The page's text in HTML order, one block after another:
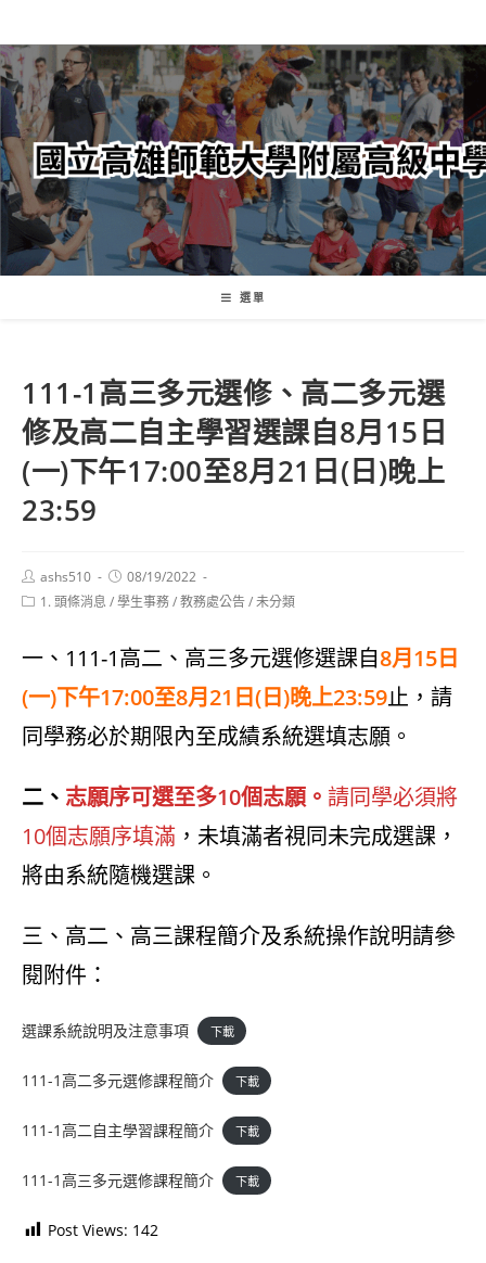
轉
至
主
內
容
選單
111-1高三多元選修、高二多元選
修及高二自主學習選課自8月15日
(一)下午17:00至8月21日(日)晚上
23:59
Post
author:
ashs510
Post
published:
08/19/2022
Post1. 頭條消息 /學生事務/教務處公告/未分類
一、111-1高二、高三多元選修選課自8月15日
(一)下午17:00至8月21日(日)晚上23:59止，請
同學務必於期限內至成績系統選填志願。
二、 志願序可選至多10個志願。 請同學必須將
10個志願序填滿 ，未填滿者視同未完成選課，
將由系統隨機選課。
三、高二、高三課程簡介及系統操作說明請參
閱附件：
選課系統說明及注意事項 下載
111-1高二多元選修課程簡介 下載
111-1高二自主學習課程簡介 下載
111-1高三多元選修課程簡介 下載
Post Views: 142